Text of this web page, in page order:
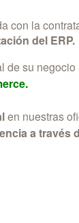
con la
del ERP.
de su
en nuestras
a través